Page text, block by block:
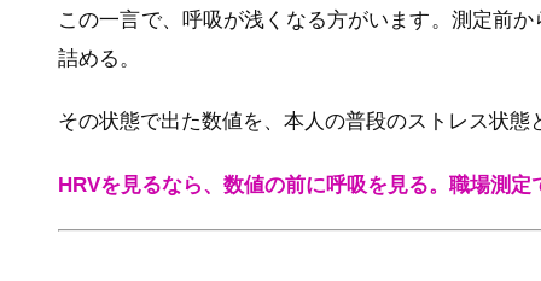
この一言で、呼吸が浅くなる方がいます。測定前
詰める。
その状態で出た数値を、本人の普段のストレス状態
HRVを見るなら、数値の前に呼吸を見る。職場測